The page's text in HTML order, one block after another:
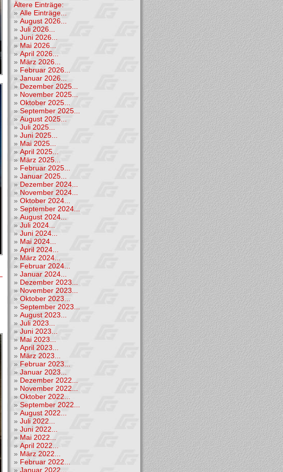
Ältere Einträge:
» Alle Einträge...
» August 2026...
» Juli 2026...
» Juni 2026...
» Mai 2026...
» April 2026...
» März 2026...
» Februar 2026...
» Januar 2026...
» Dezember 2025...
» November 2025...
» Oktober 2025...
» September 2025...
» August 2025...
» Juli 2025...
» Juni 2025...
» Mai 2025...
» April 2025...
» März 2025...
» Februar 2025...
» Januar 2025...
» Dezember 2024...
» November 2024...
» Oktober 2024...
» September 2024...
» August 2024...
» Juli 2024...
» Juni 2024...
» Mai 2024...
» April 2024...
» März 2024...
» Februar 2024...
» Januar 2024...
» Dezember 2023...
» November 2023...
» Oktober 2023...
» September 2023...
» August 2023...
» Juli 2023...
» Juni 2023...
» Mai 2023...
» April 2023...
» März 2023...
» Februar 2023...
» Januar 2023...
» Dezember 2022...
» November 2022...
» Oktober 2022...
» September 2022...
» August 2022...
» Juli 2022...
» Juni 2022...
» Mai 2022...
» April 2022...
» März 2022...
» Februar 2022...
» Januar 2022...